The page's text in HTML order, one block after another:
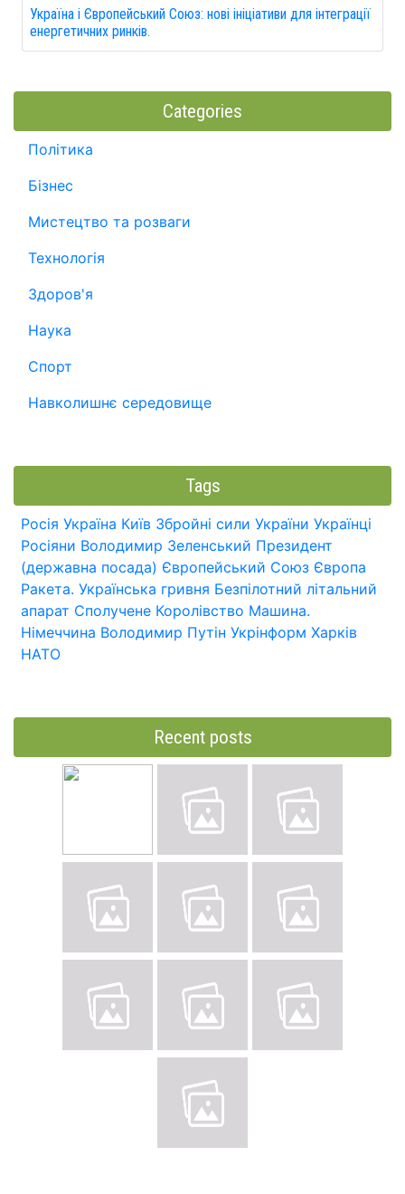
Україна і Європейський Союз: нові ініціативи для інтеграції
енергетичних ринків.
Categories
Політика
Бізнес
Мистецтво та розваги
Технологія
Здоров'я
Наука
Спорт
Навколишнє середовище
Tags
Росія Україна Київ Збройні сили України Українці
Росіяни Володимир Зеленський Президент
(державна посада) Європейський Союз Європа
Ракета. Українська гривня Безпілотний літальний
апарат Сполучене Королівство Машина.
Німеччина Володимир Путін Укрінформ Харків
НАТО
Recent posts